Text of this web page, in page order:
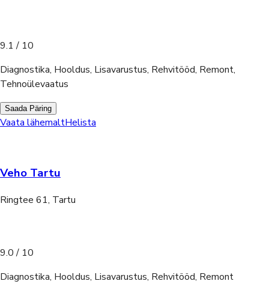
9.1 / 10
Diagnostika, Hooldus, Lisavarustus, Rehvitööd, Remont,
Tehnoülevaatus
Saada Päring
Vaata lähemaltHelista
Veho Tartu
Ringtee 61, Tartu
9.0 / 10
Diagnostika, Hooldus, Lisavarustus, Rehvitööd, Remont